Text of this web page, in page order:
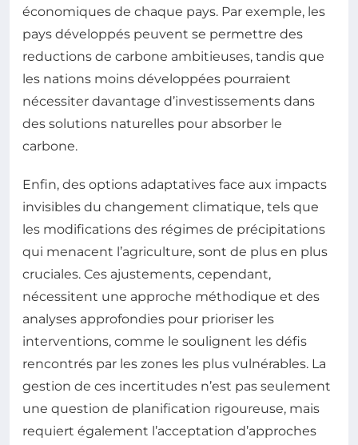
économiques de chaque pays. Par exemple, les
pays développés peuvent se permettre des
reductions de carbone ambitieuses, tandis que
les nations moins développées pourraient
nécessiter davantage d’investissements dans
des solutions naturelles pour absorber le
carbone.
Enfin, des options adaptatives face aux impacts
invisibles du changement climatique, tels que
les modifications des régimes de précipitations
qui menacent l’agriculture, sont de plus en plus
cruciales. Ces ajustements, cependant,
nécessitent une approche méthodique et des
analyses approfondies pour prioriser les
interventions, comme le soulignent les défis
rencontrés par les zones les plus vulnérables. La
gestion de ces incertitudes n’est pas seulement
une question de planification rigoureuse, mais
requiert également l’acceptation d’approches